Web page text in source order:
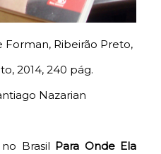
Forman, Ribeirão Preto,
2014, 240 pág.
Nazarian
Brasil Para Onde Ela